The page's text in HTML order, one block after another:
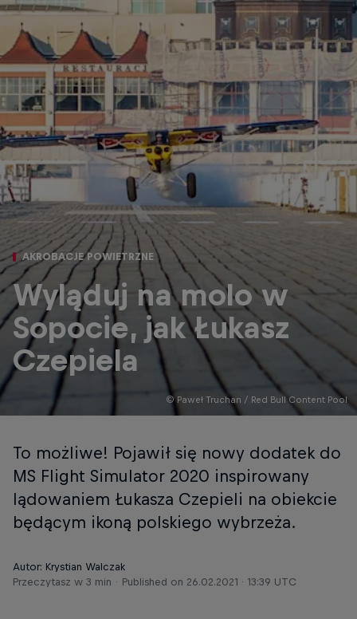
© Paweł Truchan / Red Bull Content Pool
AKROBACJE POWIETRZNE
Wyląduj na molo w
Sopocie, jak Łukasz
Czepiela
To możliwe! Pojawił się nowy dodatek do
MS Flight Simulator 2020 inspirowany
lądowaniem Łukasza Czepieli na obiekcie
będącym ikoną polskiego wybrzeża.
Autor: Krystian Walczak
Przeczytasz w 3 min
Published on 26.02.2021 · 13:39 UTC